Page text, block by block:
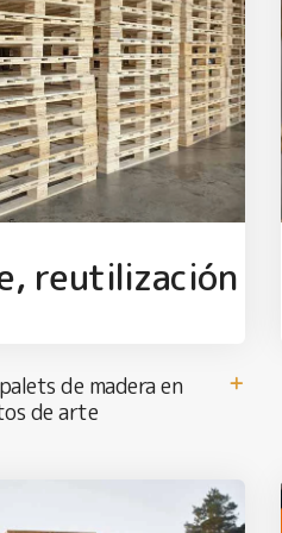
reutilización
de madera en
de arte